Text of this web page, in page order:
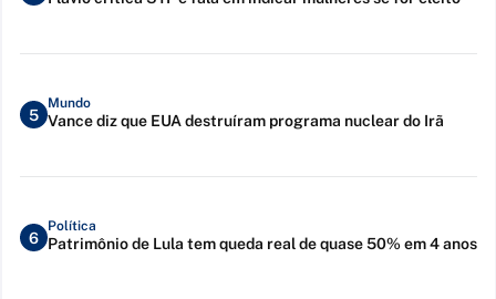
5
Mundo
Vance diz que EUA destruíram programa nuclear do Irã
6
Política
Patrimônio de Lula tem queda real de quase 50% em 4 anos